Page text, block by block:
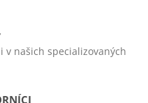
v našich specializovaných